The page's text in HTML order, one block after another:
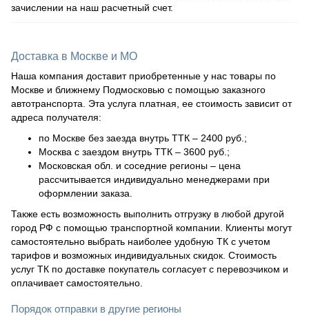
зачислении на наш расчетный счет.
Доставка в Москве и МО
Наша компания доставит приобретенные у нас товары по
Москве и ближнему Подмосковью с помощью заказного
автотранспорта. Эта услуга платная, ее стоимость зависит от
адреса получателя:
по Москве без заезда внутрь ТТК – 2400 руб.;
Москва с заездом внутрь ТТК – 3600 руб.;
Московская обл. и соседние регионы – цена
рассчитывается индивидуально менеджерами при
оформлении заказа.
Также есть возможность выполнить отгрузку в любой другой
город РФ с помощью транспортной компании. Клиенты могут
самостоятельно выбрать наиболее удобную ТК с учетом
тарифов и возможных индивидуальных скидок. Стоимость
услуг ТК по доставке покупатель согласует с перевозчиком и
оплачивает самостоятельно.
Порядок отправки в другие регионы